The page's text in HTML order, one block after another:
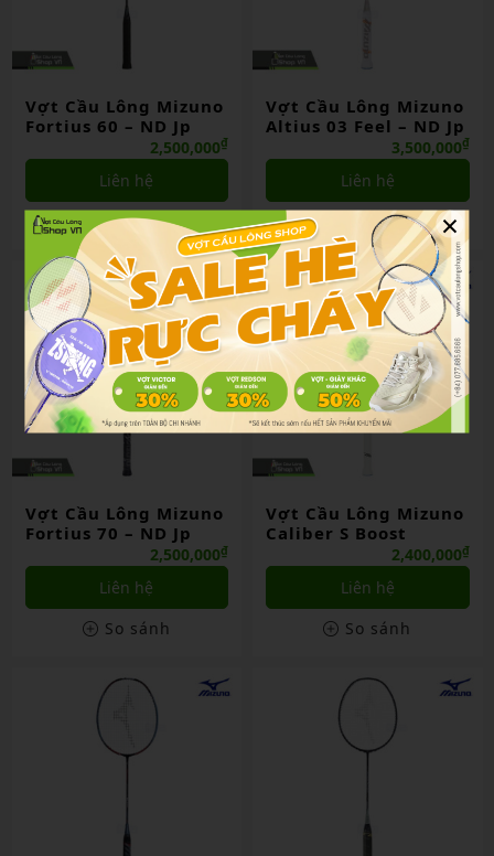
Vợt Cầu Lông Mizuno
Fortius 60 – ND Jp
2,500,000₫
Liên hệ
So sánh
Vợt Cầu Lông Mizuno
Altius 03 Feel – ND Jp
3,500,000₫
Liên hệ
So sánh
Vợt Cầu Lông Mizuno
Fortius 70 – ND Jp
2,500,000₫
Liên hệ
So sánh
Vợt Cầu Lông Mizuno
Caliber S Boost
2,400,000₫
Liên hệ
So sánh
×